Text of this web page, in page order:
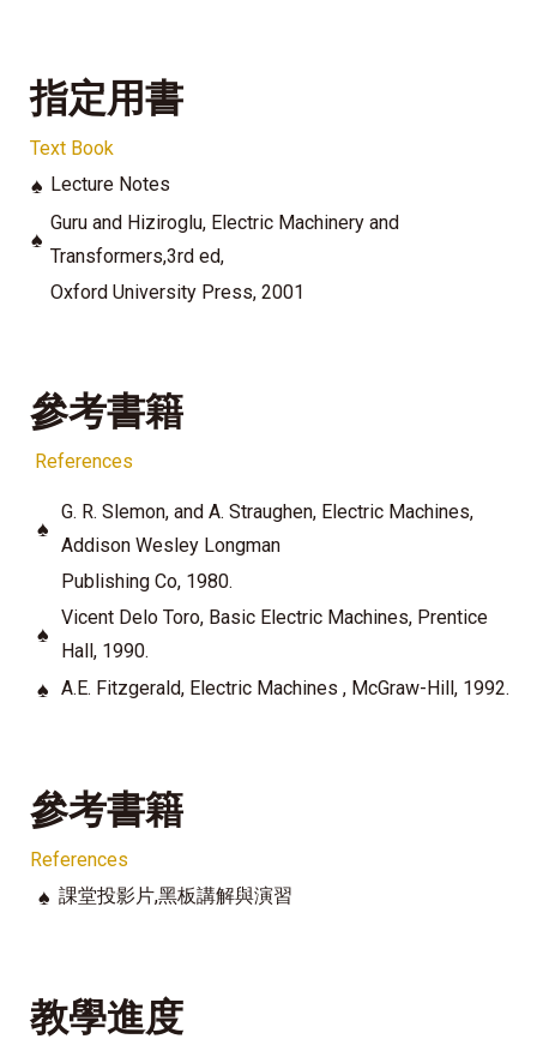
指定用書
Text Book
♠ Lecture Notes
♠
Guru and Hiziroglu, Electric Machinery and
Transformers,3rd ed,
Oxford University Press, 2001
參考書籍
References
♠
G. R. Slemon, and A. Straughen, Electric Machines,
Addison Wesley Longman
Publishing Co, 1980.
♠
Vicent Delo Toro, Basic Electric Machines, Prentice
Hall, 1990.
♠ A.E. Fitzgerald, Electric Machines , McGraw-Hill, 1992.
參考書籍
References
♠ 課堂投影片,黑板講解與演習
教學進度